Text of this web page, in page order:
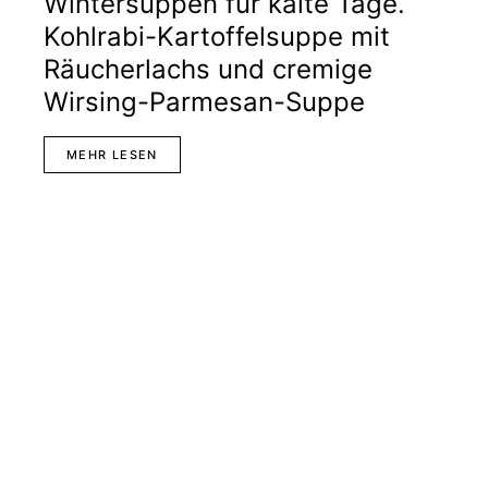
Kohlrabi-Kartoffelsuppe mit
Räucherlachs und cremige
Wirsing-Parmesan-Suppe
MEHR LESEN